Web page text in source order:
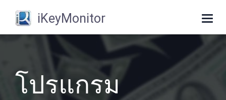
iKeyMonitor
โปรแกรม